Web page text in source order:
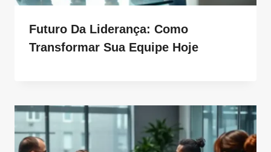
Futuro Da Liderança: Como
Transformar Sua Equipe Hoje